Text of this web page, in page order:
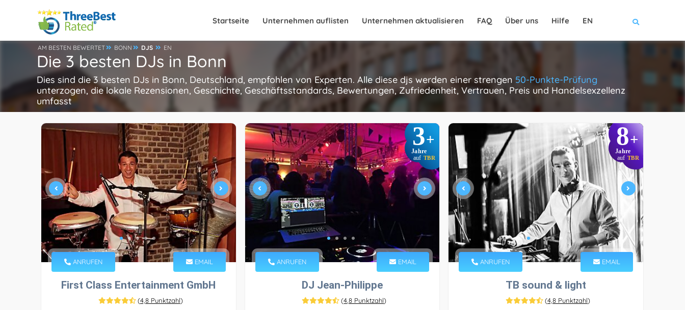
Startseite Unternehmen auflisten Unternehmen aktualisieren FAQ Über uns Hilfe EN
AM BESTEN BEWERTET BONN DJS EN
Die 3 besten DJs in Bonn
Dies sind die 3 besten DJs in Bonn, Deutschland, empfohlen von Experten. Alle diese djs werden einer strengen 50-Punkte-Prüfung
unterzogen, die lokale Rezensionen, Geschichte, Geschäftsstandards, Bewertungen, Zufriedenheit, Vertrauen, Preis und Handelsexzellenz
umfasst
ANRUFEN EMAIL
First Class Entertainment GmbH
(4,8 Punktzahl)
3+
Jahre
auf TBR
ANRUFEN EMAIL
DJ Jean-Philippe
(4,8 Punktzahl)
8+
Jahre
auf TBR
ANRUFEN EMAIL
TB sound & light
(4,8 Punktzahl)